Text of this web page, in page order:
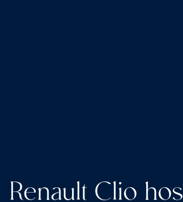
Renault Clio hos